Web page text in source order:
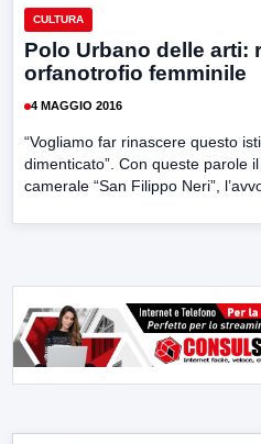
CULTURA
Polo Urbano delle arti:
orfanotrofio femminile
4 MAGGIO 2016
“Vogliamo far rinascere questo
dimenticato”. Con queste parole
camerale “San Filippo Neri”,